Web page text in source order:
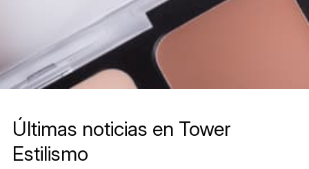
Últimas noticias en Tower
Estilismo